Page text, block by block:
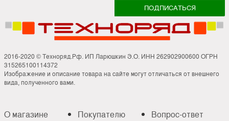
2016-2020 © Техноряд.Рф. ИП Ларюшкин Э.О. ИНН 262902900600 ОГРН
315265100114372
Изображение и описание товара на сайте могут отличаться от внешнего
вида, полученного вами.
О магазине
Покупателю
Вопрос-ответ